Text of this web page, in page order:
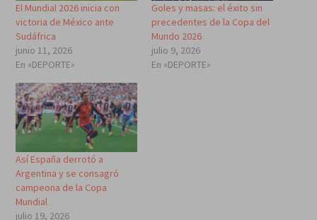
El Mundial 2026 inicia con
victoria de México ante
Sudáfrica
junio 11, 2026
En «DEPORTE»
Goles y masas: el éxito sin
precedentes de la Copa del
Mundo 2026
julio 9, 2026
En «DEPORTE»
Así España derrotó a
Argentina y se consagró
campeona de la Copa
Mundial
julio 19, 2026